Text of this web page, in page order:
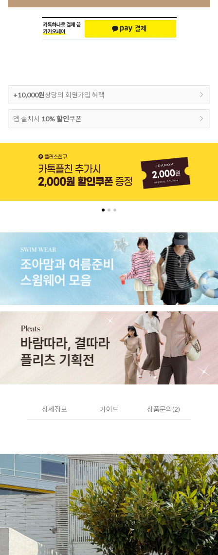
+10,000원상당의 회원가입 혜택
앱 설치시 10% 할인쿠폰
상세정보 가이드 상품문의(2)